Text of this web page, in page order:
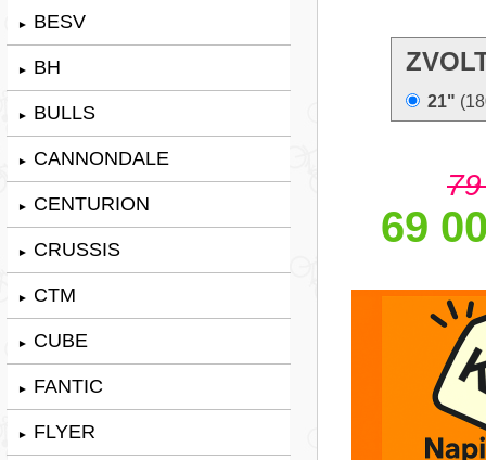
► BESV
► BH
► BULLS
► CANNONDALE
► CENTURION
► CRUSSIS
► CTM
► CUBE
► FANTIC
► FLYER
21"
69